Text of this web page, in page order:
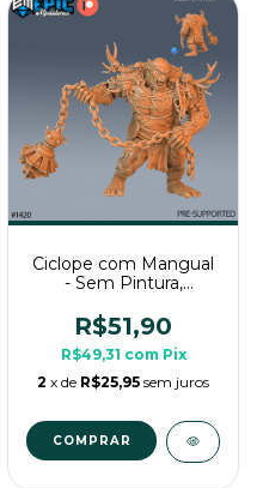
Ciclope com Mangual
- Sem Pintura,
Para RPG de Mesa
R$51,90
R$49,31 com Pix
2 x de R$25,95 sem juros